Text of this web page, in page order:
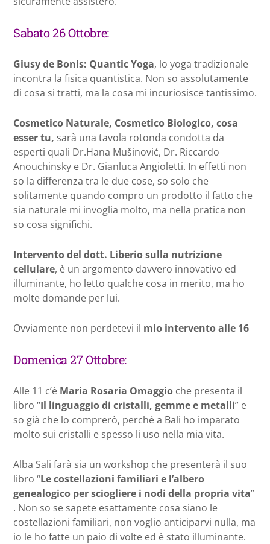
Sabato 26 Ottobre:
Giusy de Bonis: Quantic Yoga, lo yoga tradizionale
incontra la fisica quantistica. Non so assolutamente
di cosa si tratti, ma la cosa mi incuriosisce tantissimo.
Cosmetico Naturale, Cosmetico Biologico, cosa
esser tu, sarà una tavola rotonda condotta da
esperti quali Dr.Hana Mušinović, Dr. Riccardo
Anouchinsky e Dr. Gianluca Angioletti. In effetti non
so la differenza tra le due cose, so solo che
solitamente quando compro un prodotto il fatto che
sia naturale mi invoglia molto, ma nella pratica non
so cosa significhi.
Intervento del dott. Liberio sulla nutrizione
cellulare, è un argomento davvero innovativo ed
illuminante, ho letto qualche cosa in merito, ma ho
molte domande per lui.
Ovviamente non perdetevi il mio intervento alle 16
Domenica 27 Ottobre:
Alle 11 c’è Maria Rosaria Omaggio che presenta il
libro “Il linguaggio di cristalli, gemme e metalli” e
so già che lo comprerò, perché a Bali ho imparato
molto sui cristalli e spesso li uso nella mia vita.
Alba Sali farà sia un workshop che presenterà il suo
libro “Le costellazioni familiari e l’albero
genealogico per sciogliere i nodi della propria vita”
. Non so se sapete esattamente cosa siano le
costellazioni familiari, non voglio anticiparvi nulla, ma
io le ho fatte un paio di volte ed è stato illuminante.